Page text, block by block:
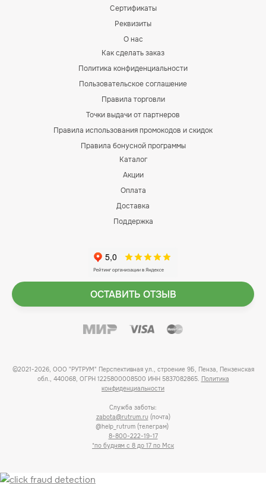
Сертификаты
Реквизиты
О нас
Как сделать заказ
Политика конфиденциальности
Пользовательское соглашение
Правила торговли
Точки выдачи от партнеров
Правила использования промокодов и скидок
Правила бонусной программы
Каталог
Акции
Оплата
Доставка
Поддержка
ОСТАВИТЬ ОТЗЫВ
©2021-2026, ООО "РУТРУМ" Перспективная ул., строение 9Б, Пенза, Пензенская
обл., 440068, ОГРН 1225800008500 ИНН 5837082865. Политика
конфиденциальности
Служба заботы:
zabota@rutrum.ru (почта)
@help_rutrum (телеграм)
8-800-222-19-17
*по будням с 8 до 17 по Мск